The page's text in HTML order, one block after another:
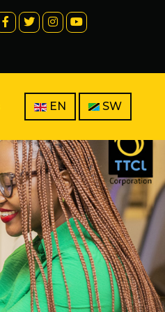
EN SW